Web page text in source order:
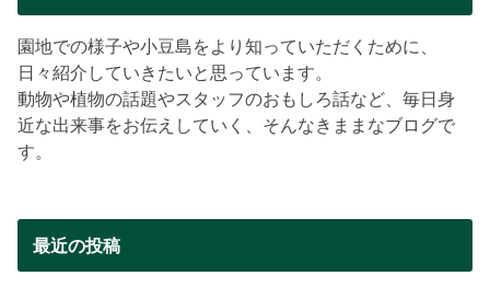
園地での様子や小豆島をより知っていただくために、
日々紹介していきたいと思っています。
動物や植物の話題やスタッフのおもしろ話など、毎日身
近な出来事をお伝えしていく、そんなきままなブログで
す。
最近の投稿